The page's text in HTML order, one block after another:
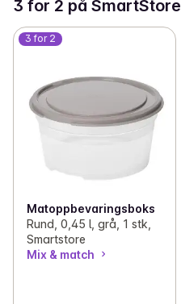
3 for 2 på SmartStore
3 for 2
Matoppbevaringsboks
Rund, 0,45 l, grå, 1 stk,
Smartstore
Mix & match